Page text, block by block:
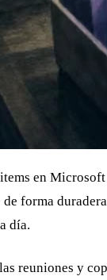
en
forma
día.
reuniones y